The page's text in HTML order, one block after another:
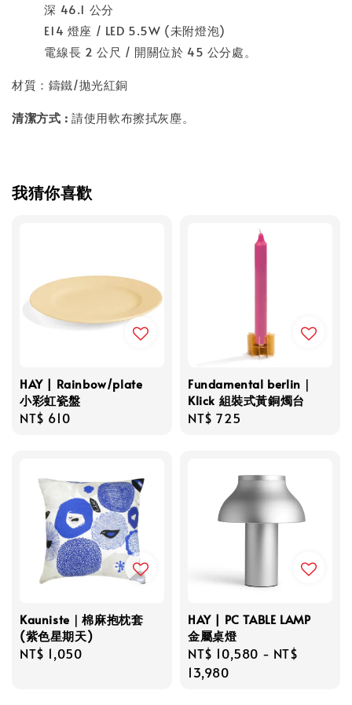
深 46.1 公分
E14 燈座 / LED 5.5W (未附燈泡)
電線長 2 公尺 / 開關位於 45 公分處。
材質：鑄鐵/拋光紅銅
清潔方式 :請使用軟布擦拭灰塵。
我猜你喜歡
HAY | Rainbow/plate
小彩虹瓷盤
Regular
NT$ 610
Fundamental berlin｜
Klick 組裝式黃銅燭台
Regular
NT$ 725
Kauniste｜棉麻抱枕套
(紫色星期天)
Regular
NT$ 1,050
HAY | PC TABLE LAMP
金屬桌燈
Regular
price
NT$ 10,580 - NT$
13,980